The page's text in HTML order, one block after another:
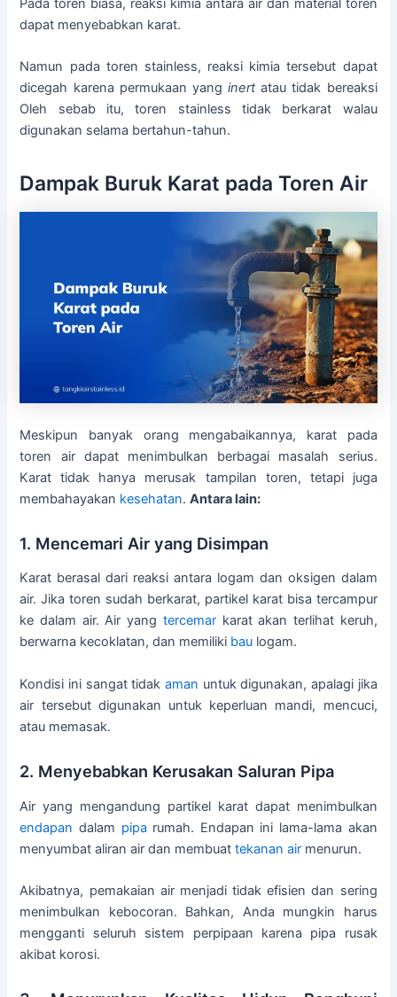
Pada toren biasa, reaksi kimia antara air dan material toren
dapat menyebabkan karat.
Namun pada toren stainless, reaksi kimia tersebut dapat
dicegah karena permukaan yanginertatau tidak bereaksi
Oleh sebab itu, toren stainless tidak berkarat walau
digunakan selama bertahun-tahun.
Dampak Buruk Karat pada Toren Air
Meskipun banyak orang mengabaikannya, karat pada
toren air dapat menimbulkan berbagai masalah serius.
Karat tidak hanya merusak tampilan toren, tetapi juga
membahayakan kesehatan.Antara lain:
1. Mencemari Air yang Disimpan
Karat berasal dari reaksi antara logam dan oksigen dalam
air. Jika toren sudah berkarat, partikel karat bisa tercampur
ke dalam air. Air yang tercemarkarat akan terlihat keruh,
berwarna kecoklatan, dan memiliki bau logam.
Kondisi ini sangat tidak aman untuk digunakan, apalagi jika
air tersebut digunakan untuk keperluan mandi, mencuci,
atau memasak.
2. Menyebabkan Kerusakan Saluran Pipa
Air yang mengandung partikel karat dapat menimbulkan
endapan dalam pipa rumah. Endapan ini lama-lama akan
menyumbat aliran air dan membuattekanan air menurun.
Akibatnya, pemakaian air menjadi tidak efisien dan sering
menimbulkan kebocoran. Bahkan, Anda mungkin harus
mengganti seluruh sistem perpipaan karena pipa rusak
akibat korosi.